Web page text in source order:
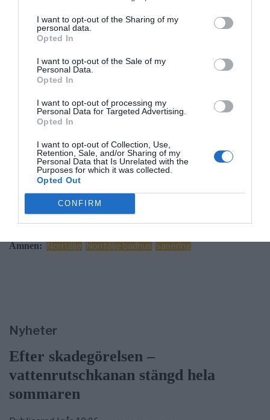
I want to opt-out of the Sharing of my
personal data.
Opted In
I want to opt-out of the Sale of my
Personal Data.
Opted In
I want to opt-out of processing my
Personal Data for Targeted Advertising.
Opted In
I want to opt-out of Collection, Use,
Retention, Sale, and/or Sharing of my
Personal Data that Is Unrelated with the
Purposes for which it was collected.
Opted Out
CONFIRM
Enligt Norrtälje kommun har glassplitter upptäckts i anslutning till
vattenrutschkanan och hopplagunen. Av säkerhetsskäl hålls därför
båda attraktionerna stängda tills problemet har åtgärdats.
Den övriga verksamheten på badhuset påverkas inte. Bassänger,
I nuläget inväntas sanering, det finns i nuläget ingen prognos för
när attraktionerna kan öppna igen. Besökare uppmanas att följa
badhusets information för uppdateringar.
ANNONS
Ämnen: Norrtälje Norrtälje badhus Sanering
Nyheter
Efter skadegörelsen –
vattenrutschkanan stängd hela
sommaren